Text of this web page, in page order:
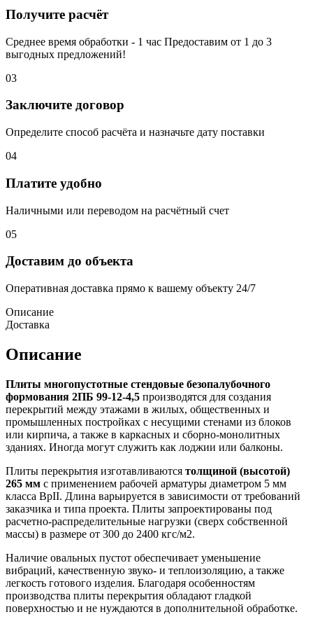
Получите расчёт
Среднее время обработки - 1 час Предоставим от 1 до 3
выгодных предложений!
03
Заключите договор
Определите способ расчёта и назначьте дату поставки
04
Платите удобно
Наличными или переводом на расчётный счет
05
Доставим до объекта
Оперативная доставка прямо к вашему объекту 24/7
Описание
Доставка
Описание
Плиты многопустотные стендовые безопалубочного
формования 2ПБ 99-12-4,5 производятся для создания
перекрытий между этажами в жилых, общественных и
промышленных постройках с несущими стенами из блоков
или кирпича, а также в каркасных и сборно-монолитных
зданиях. Иногда могут служить как лоджии или балконы.
Плиты перекрытия изготавливаются толщиной (высотой)
265 мм с применением рабочей арматуры диаметром 5 мм
класса BpII. Длина варьируется в зависимости от требований
заказчика и типа проекта. Плиты запроектированы под
расчетно-распределительные нагрузки (сверх собственной
массы) в размере от 300 до 2400 кгс/м2.
Наличие овальных пустот обеспечивает уменьшение
вибраций, качественную звуко- и теплоизоляцию, а также
легкость готового изделия. Благодаря особенностям
производства плиты перекрытия обладают гладкой
поверхностью и не нуждаются в дополнительной обработке.